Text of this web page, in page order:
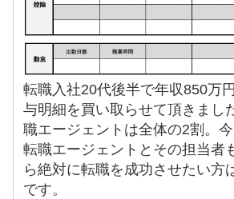
転職入社20代後半で年収850万
与明細を買い取らせて頂きまし
職エージェントは全体の2割。
転職エージェントとその担当者
ら絶対に転職を成功させたい方
です。